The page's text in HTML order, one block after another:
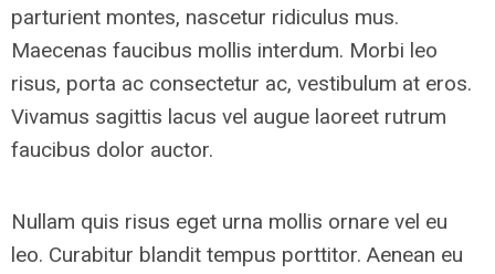
parturient montes, nascetur ridiculus mus.
Maecenas faucibus mollis interdum. Morbi leo
risus, porta ac consectetur ac, vestibulum at eros.
Vivamus sagittis lacus vel augue laoreet rutrum
faucibus dolor auctor.
Nullam quis risus eget urna mollis ornare vel eu
leo. Curabitur blandit tempus porttitor. Aenean eu